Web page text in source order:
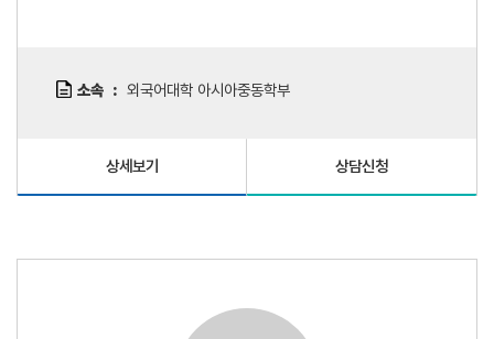
소속 외국어대학 아시아중동학부
상세보기 상담신청